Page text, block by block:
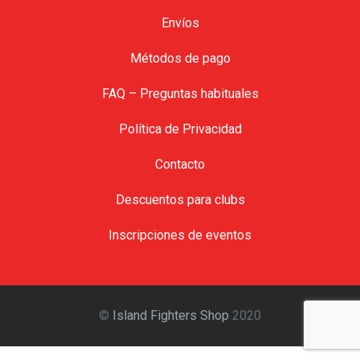
Envíos
Métodos de pago
FAQ – Preguntas habituales
Política de Privacidad
Contacto
Descuentos para clubs
Inscripciones de eventos
© Island Fighters Shop 2020